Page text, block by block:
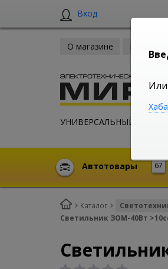
Вход
О магазине
УНИВЕРСАЛЬНЫЙ
67
Автотовары
Каталог
Светильник ЗОМ-40Вт
Или